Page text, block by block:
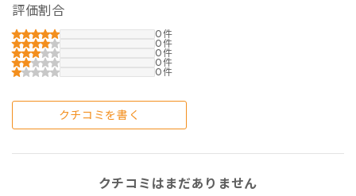
評価割合
0
0
0
0
0
クチコミを書く
クチコミはまだありません